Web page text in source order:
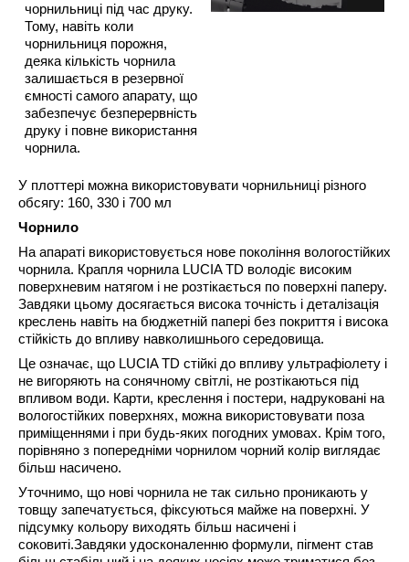
чорнильниці під час друку.
Тому, навіть коли
чорнильниця порожня,
деяка кількість чорнила
залишається в резервної
ємності самого апарату, що
забезпечує безперервність
друку і повне використання
чорнила.
У плоттері можна використовувати чорнильниці різного
обсягу: 160, 330 і 700 мл
Чорнило
На апараті використовується нове покоління вологостійких
чорнила. Крапля чорнила LUCIA TD володіє високим
поверхневим натягом і не розтікається по поверхні паперу.
Завдяки цьому досягається висока точність і деталізація
креслень навіть на бюджетній папері без покриття і висока
стійкість до впливу навколишнього середовища.
Це означає, що LUCIA TD стійкі до впливу ультрафіолету і
не вигоряють на сонячному світлі, не розтікаються під
впливом води. Карти, креслення і постери, надруковані на
вологостійких поверхнях, можна використовувати поза
приміщеннями і при будь-яких погодних умовах. Крім того,
порівняно з попередніми чорнилом чорний колір виглядає
більш насичено.
Уточнимо, що нові чорнила не так сильно проникають у
товщу запечатується, фіксуються майже на поверхні. У
підсумку кольору виходять більш насичені і
соковиті.Завдяки удосконаленню формули, пігмент став